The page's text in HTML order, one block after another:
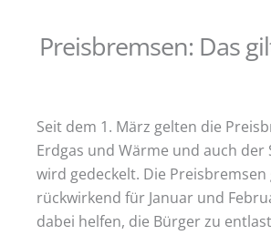
Preisbremsen: Das
Seit dem 1. März gelten die
Erdgas und Wärme und auch der
wird gedeckelt. Die Preisbremsen
rückwirkend für Januar und
dabei helfen, die Bürger zu